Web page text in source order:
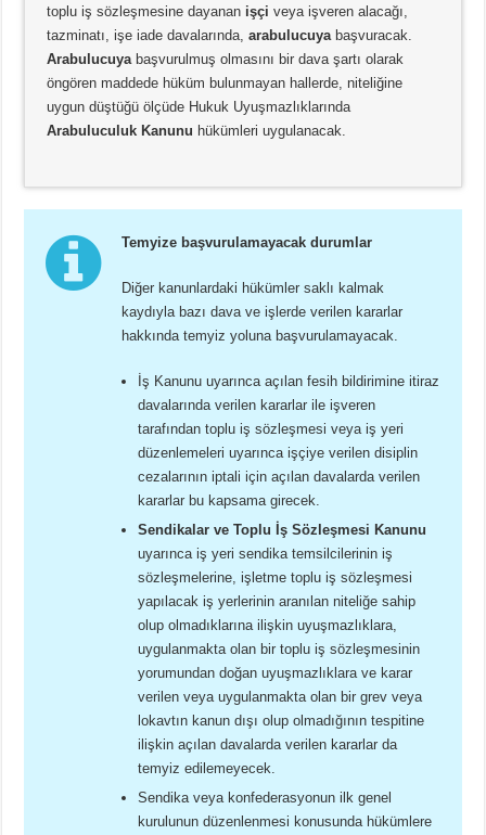
toplu iş sözleşmesine dayanan işçi veya işveren alacağı,
tazminatı, işe iade davalarında,arabulucuya başvuracak.
Arabulucuya başvurulmuş olmasını bir dava şartı olarak
öngören maddede hüküm bulunmayan hallerde, niteliğine
uygun düştüğü ölçüde Hukuk Uyuşmazlıklarında
Arabuluculuk Kanunu hükümleri uygulanacak.
Temyize başvurulamayacak durumlar
Diğer kanunlardaki hükümler saklı kalmak
kaydıyla bazı dava ve işlerde verilen kararlar
hakkında temyiz yoluna başvurulamayacak.
İş Kanunu uyarınca açılan fesih bildirimine itiraz
davalarında verilen kararlar ile işveren
tarafından toplu iş sözleşmesi veya iş yeri
düzenlemeleri uyarınca işçiye verilen disiplin
cezalarının iptali için açılan davalarda verilen
kararlar bu kapsama girecek.
Sendikalar ve Toplu İş Sözleşmesi Kanunu
uyarınca iş yeri sendika temsilcilerinin iş
sözleşmelerine, işletme toplu iş sözleşmesi
yapılacak iş yerlerinin aranılan niteliğe sahip
olup olmadıklarına ilişkin uyuşmazlıklara,
uygulanmakta olan bir toplu iş sözleşmesinin
yorumundan doğan uyuşmazlıklara ve karar
verilen veya uygulanmakta olan bir grev veya
lokavtın kanun dışı olup olmadığının tespitine
ilişkin açılan davalarda verilen kararlar da
temyiz edilemeyecek.
Sendika veya konfederasyonun ilk genel
kurulunun düzenlenmesi konusunda hükümlere